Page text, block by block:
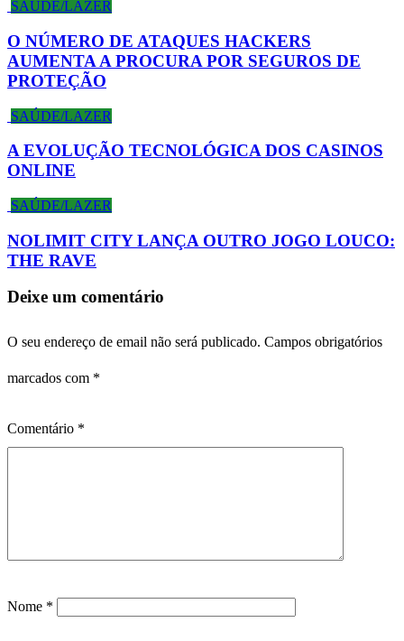
SAÚDE/LAZER
O NÚMERO DE ATAQUES HACKERS
AUMENTA A PROCURA POR SEGUROS DE
PROTEÇÃO
SAÚDE/LAZER
A EVOLUÇÃO TECNOLÓGICA DOS CASINOS
ONLINE
SAÚDE/LAZER
NOLIMIT CITY LANÇA OUTRO JOGO LOUCO:
THE RAVE
Deixe um comentário
O seu endereço de email não será publicado. Campos obrigatórios
marcados com *
Comentário *
Nome *